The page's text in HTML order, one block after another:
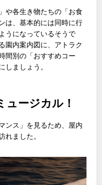
や各生き物たちの「お食
は、基本的には同時に行
うになっているそうで
園内案内図に、アトラク
間別の「おすすめコー
しましょう。
ージカル！
ンス」を見るため、屋内
れました。